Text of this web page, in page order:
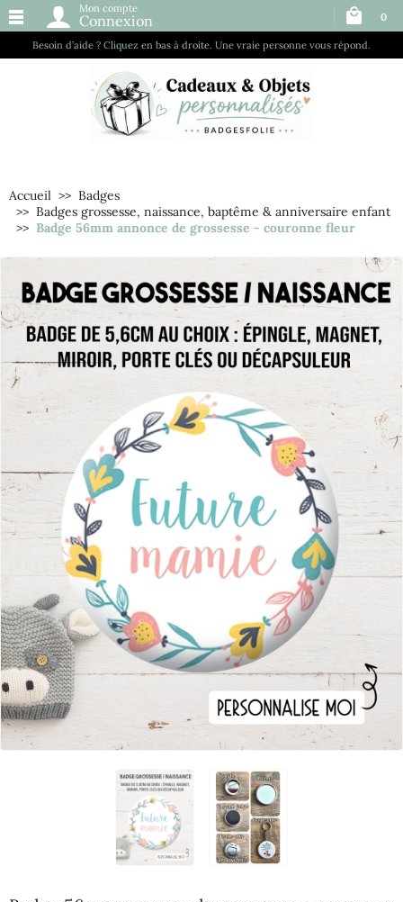
Besoin d’aide ? Cliquez en bas à droite. Une vraie personne vous répond.
Mon compte
Connexion 0
Accueil
Badges
Badges grossesse, naissance, baptême & anniversaire enfant
Badge 56mm annonce de grossesse - couronne fleur